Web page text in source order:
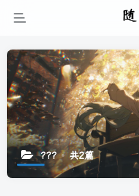
??? 共2篇